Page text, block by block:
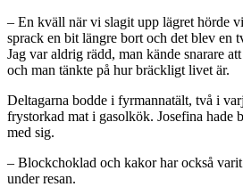
– En kväll när vi slagit upp lägret hörde
sprack en bit längre bort och det blev en
Jag var aldrig rädd, man kände snarare
och man tänkte på hur bräckligt livet är.
Deltagarna bodde i fyrmannatält, två i
frystorkad mat i gasolkök. Josefina hade
med sig.
– Blockchoklad och kakor har också
under resan.